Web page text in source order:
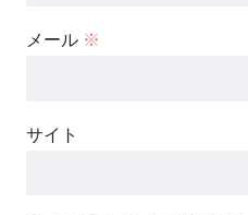
メール ※
サイト